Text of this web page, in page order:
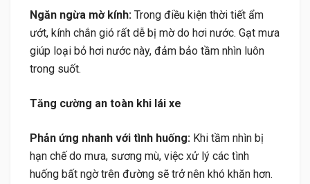
Ngăn ngừa mờ kính: Trong điều kiện thời tiết ẩm
ướt, kính chắn gió rất dễ bị mờ do hơi nước. Gạt mưa
giúp loại bỏ hơi nước này, đảm bảo tầm nhìn luôn
trong suốt.
Tăng cường an toàn khi lái xe
Phản ứng nhanh với tình huống: Khi tầm nhìn bị
hạn chế do mưa, sương mù, việc xử lý các tình
huống bất ngờ trên đường sẽ trở nên khó khăn hơn.